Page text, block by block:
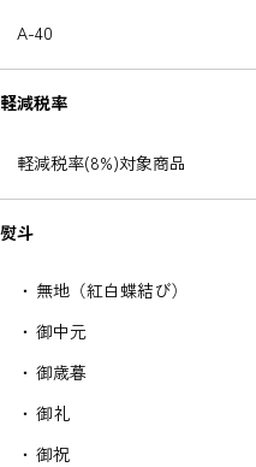
A-40
軽減税率
軽減税率(8%)対象商品
熨斗
無地（紅白蝶結び）
御中元
御歳暮
御礼
御祝